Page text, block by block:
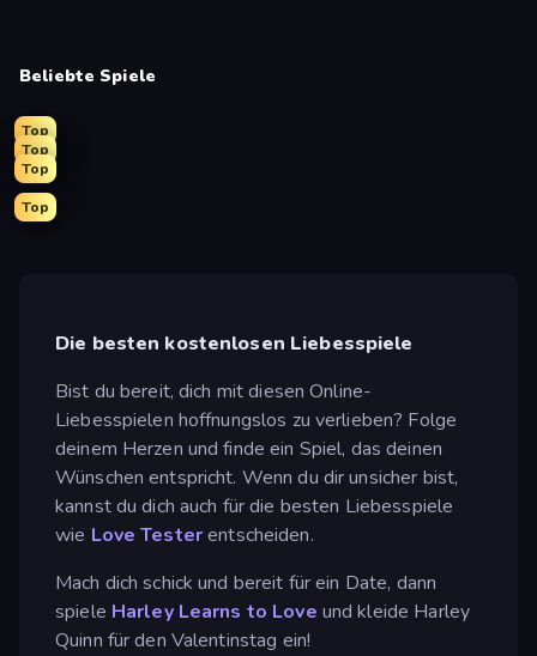
Beliebte Spiele
Top
Top
Top
Top
Die besten kostenlosen Liebesspiele
Bist du bereit, dich mit diesen Online-
Liebesspielen hoffnungslos zu verlieben? Folge
deinem Herzen und finde ein Spiel, das deinen
Wünschen entspricht. Wenn du dir unsicher bist,
kannst du dich auch für die besten Liebesspiele
wie Love Testerentscheiden.
Mach dich schick und bereit für ein Date, dann
spiele Harley Learns to Love und kleide Harley
Quinn für den Valentinstag ein!